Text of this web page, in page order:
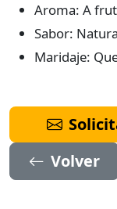
Aroma: A
Sabor:
Maridaje:
Volver